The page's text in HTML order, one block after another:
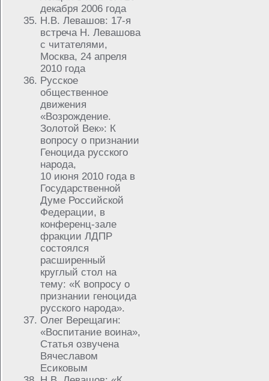
декабря 2006 года
Н.В. Левашов: 17-я
встреча Н. Левашова
с читателями,
Москва, 24 апреля
2010 года
Русское
общественное
движения
«Возрождение.
Золотой Век»: К
вопросу о признании
Геноцида русского
народа,
10 июня 2010 года в
Государственной
Думе Российской
Федерации, в
конференц-зале
фракции ЛДПР
состоялся
расширенный
круглый стол на
тему: «К вопросу о
признании геноцида
русского народа».
Олег Верещагин:
«Воспитание воина»,
Статья озвучена
Вячеславом
Есиковым